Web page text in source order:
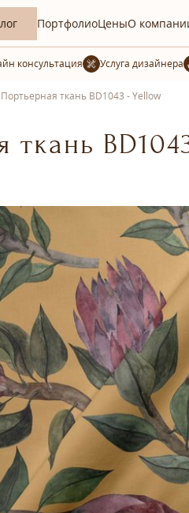
ПортфолиоЦеныО
Услуга дизайнера
Портьерная ткань BD1043 - Yellow
ткань